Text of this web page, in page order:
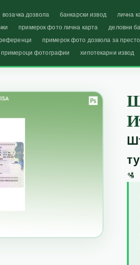
возачка дозвола банкарски извод лична
примерок фото лична карта деловни
примерок фото дозвола за
фотографии хипотекарни извод
🛂